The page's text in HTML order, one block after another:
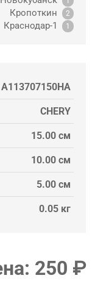
Кропоткин 2
Краснодар-1 1
A113707150HA
CHERY
15.00 см
10.00 см
5.00 см
0.05 кг
250 ₽